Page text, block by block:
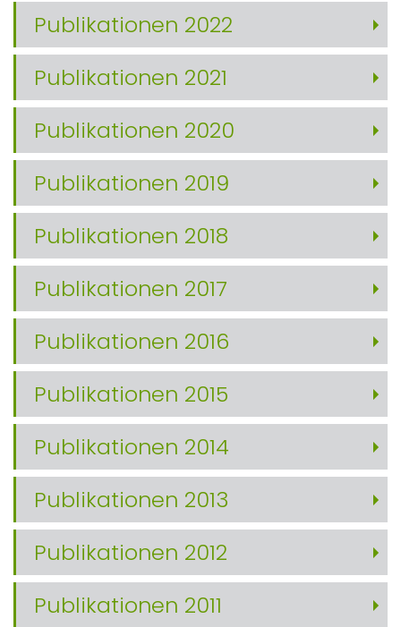
Publikationen 2022
Publikationen 2021
Publikationen 2020
Publikationen 2019
Publikationen 2018
Publikationen 2017
Publikationen 2016
Publikationen 2015
Publikationen 2014
Publikationen 2013
Publikationen 2012
Publikationen 2011